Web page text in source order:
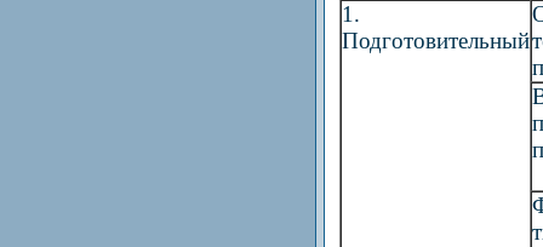
1.
Подготовительный